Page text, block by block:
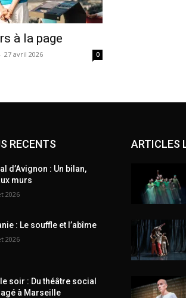
à la page
- 27 avril 2026 0
RECENTS
d’Avignon : Un bilan,
murs
2026
: Le souffle et l’abîme
2026
soir : Du théâtre social
à Marseille
ARTICLES